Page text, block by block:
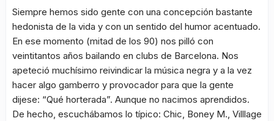
Siempre hemos sido gente con una concepción bastante
hedonista de la vida y con un sentido del humor acentuado.
En ese momento (mitad de los 90) nos pilló con
veintitantos años bailando en clubs de Barcelona. Nos
apeteció muchísimo reivindicar la música negra y a la vez
hacer algo gamberro y provocador para que la gente
dijese: “Qué horterada”. Aunque no nacimos aprendidos.
De hecho, escuchábamos lo típico: Chic, Boney M., Villlage